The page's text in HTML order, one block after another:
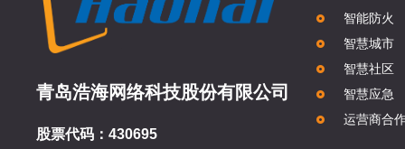
青岛浩海网络科技股份有限公司
股票代码：430695
智能防火
智慧城市
智慧社区
智慧应急
运营商合